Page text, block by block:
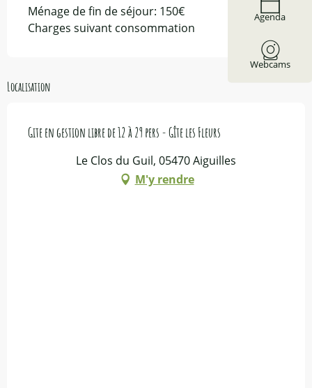
Agenda
Webcams
Ménage de fin de séjour: 150€
Charges suivant consommation
Localisation
Gite en gestion libre de 12 à 29 pers - Gîte les Fleurs
Le Clos du Guil, 05470 Aiguilles
M'y rendre